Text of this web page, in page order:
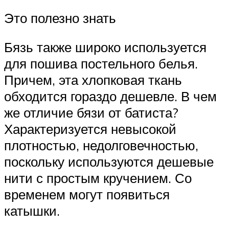
Это полезно знать
Бязь также широко используется
для пошива постельного белья.
Причем, эта хлопковая ткань
обходится гораздо дешевле. В чем
же отличие бязи от батиста?
Характеризуется невысокой
плотностью, недолговечностью,
поскольку используются дешевые
нити с простым кручением. Со
временем могут появиться
катышки.